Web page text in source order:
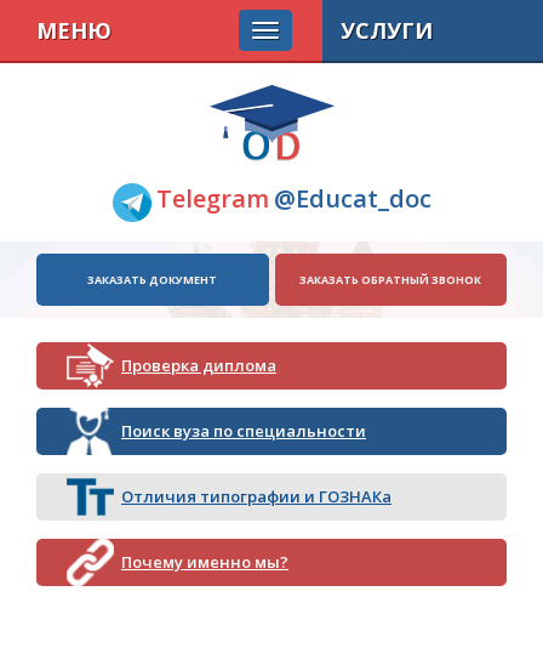
Telegram @Educat_doc
МЕНЮ
ЗАКАЗАТЬ ДОКУМЕНТ ЗАКАЗАТЬ ОБРАТНЫЙ ЗВОНОК
Проверка диплома
Поиск вуза по специальности
Отличия типографии и ГОЗНАКа
Почему именно мы?
УСЛУГИ